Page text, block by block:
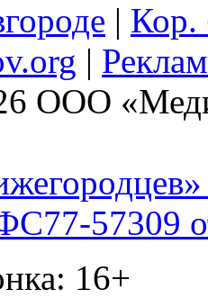
| Кор.
|
ООО
57309
16+